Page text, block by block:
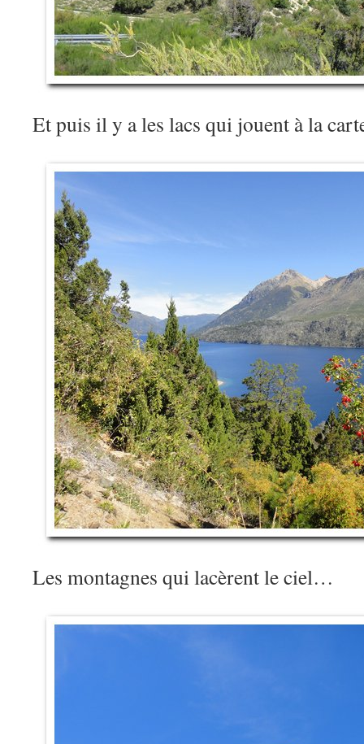
Et puis il y a les lacs qui jouent à la
Les montagnes qui lacèrent le ciel…